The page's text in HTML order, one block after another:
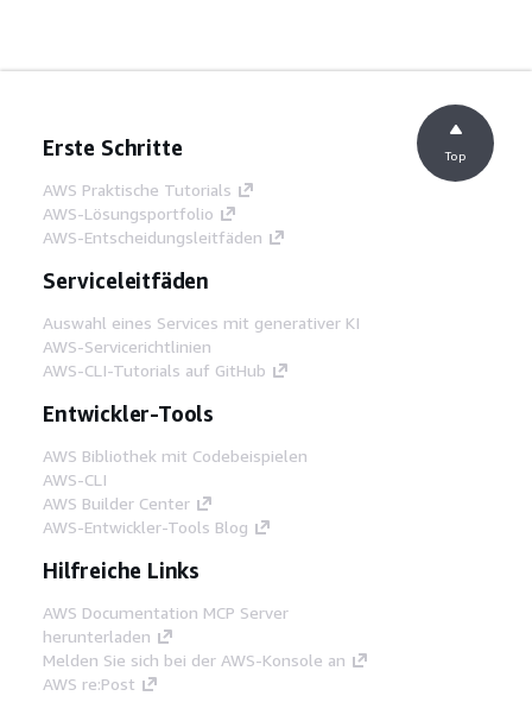
Erste Schritte
AWS Praktische Tutorials
AWS-Lösungsportfolio
AWS-Entscheidungsleitfäden
Serviceleitfäden
Auswahl eines Services mit generativer KI
AWS-Servicerichtlinien
AWS-CLI-Tutorials auf GitHub
Entwickler-Tools
AWS Bibliothek mit Codebeispielen
AWS-CLI
AWS Builder Center
AWS-Entwickler-Tools Blog
Hilfreiche Links
AWS Documentation MCP Server
herunterladen
Melden Sie sich bei der AWS-Konsole an
AWS re:Post
Top